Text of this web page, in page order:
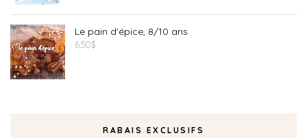
Le pain d'épice, 8/10 ans
6.50$
RABAIS EXCLUSIFS